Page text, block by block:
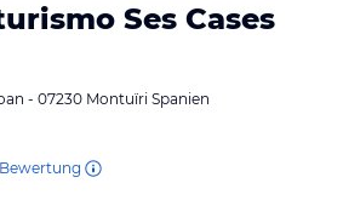
Ses Cases
- 07230 Montuïri Spanien
Bewertung